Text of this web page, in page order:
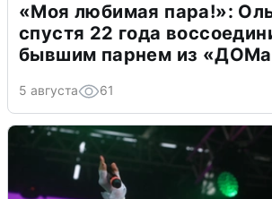
«Моя любимая пара!»:
спустя 22 года
бывшим парнем из
5 августа 61